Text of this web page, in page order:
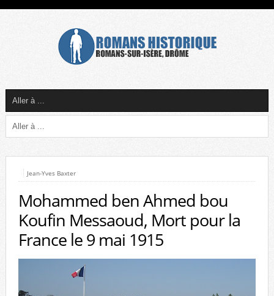
Jean-Yves Baxter
Mohammed ben Ahmed bou
Koufin Messaoud, Mort pour la
France le 9 mai 1915